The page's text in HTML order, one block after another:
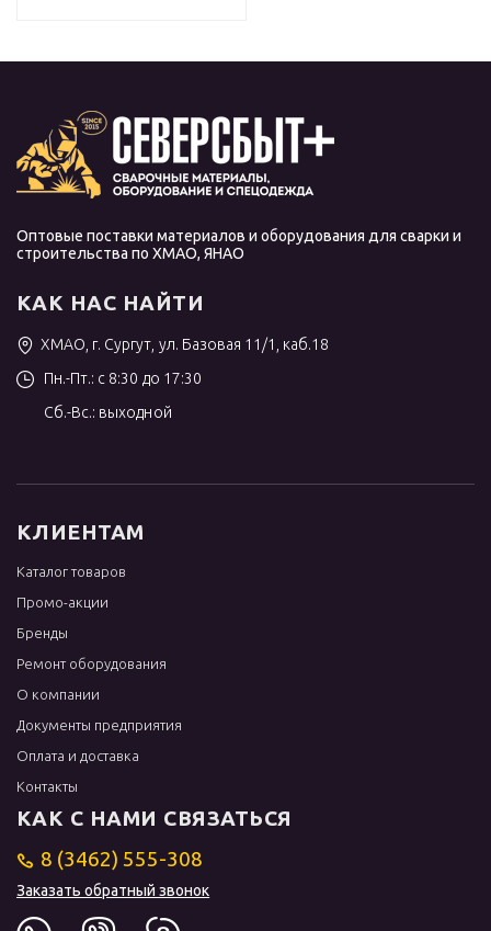
Оптовые поставки материалов и оборудования для сварки и
строительства по ХМАО, ЯНАО
КАК НАС НАЙТИ
ХМАО, г. Сургут, ул. Базовая 11/1, каб.18
Пн.-Пт.: с 8:30 до 17:30
Сб.-Вс.: выходной
КЛИЕНТАМ
Каталог товаров
Промо-акции
Бренды
Ремонт оборудования
О компании
Документы предприятия
Оплата и доставка
Контакты
КАК С НАМИ СВЯЗАТЬСЯ
8 (3462) 555-308
Заказать обратный звонок